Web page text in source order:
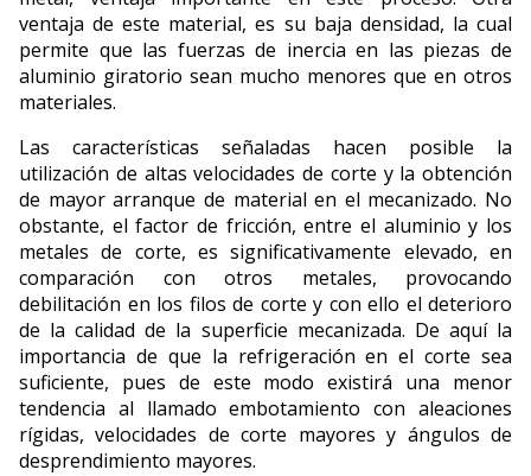
ventaja de este material, es su baja densidad, la cual
permite que las fuerzas de inercia en las piezas de
aluminio giratorio sean mucho menores que en otros
materiales.
Las características señaladas hacen posible la
utilización de altas velocidades de corte y la obtención
de mayor arranque de material en el mecanizado. No
obstante, el factor de fricción, entre el aluminio y los
metales de corte, es significativamente elevado, en
comparación con otros metales, provocando
debilitación en los filos de corte y con ello el deterioro
de la calidad de la superficie mecanizada. De aquí la
importancia de que la refrigeración en el corte sea
suficiente, pues de este modo existirá una menor
tendencia al llamado embotamiento con aleaciones
rígidas, velocidades de corte mayores y ángulos de
desprendimiento mayores.